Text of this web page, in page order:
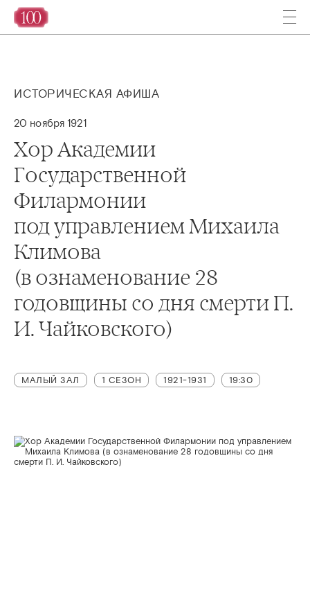
ИСТОРИЧЕСКАЯ АФИША
20 ноября 1921
Хор Академии
Государственной
Филармонии
под управлением Михаила
Климова
(в ознаменование 28
годовщины со дня смерти П.
И. Чайковского)
МАЛЫЙ ЗАЛ 1 СЕЗОН 1921-1931 19:30